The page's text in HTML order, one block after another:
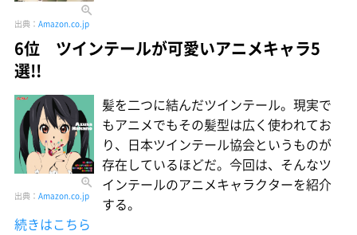
出典： Amazon.co.jp
6位 ツインテールが可愛いアニメキャラ5
選!!
出典： Amazon.co.jp
髪を二つに結んだツインテール。現実で
もアニメでもその髪型は広く使われてお
り、日本ツインテール協会というものが
存在しているほどだ。今回は、そんなツ
インテールのアニメキャラクターを紹介
する。
続きはこちら